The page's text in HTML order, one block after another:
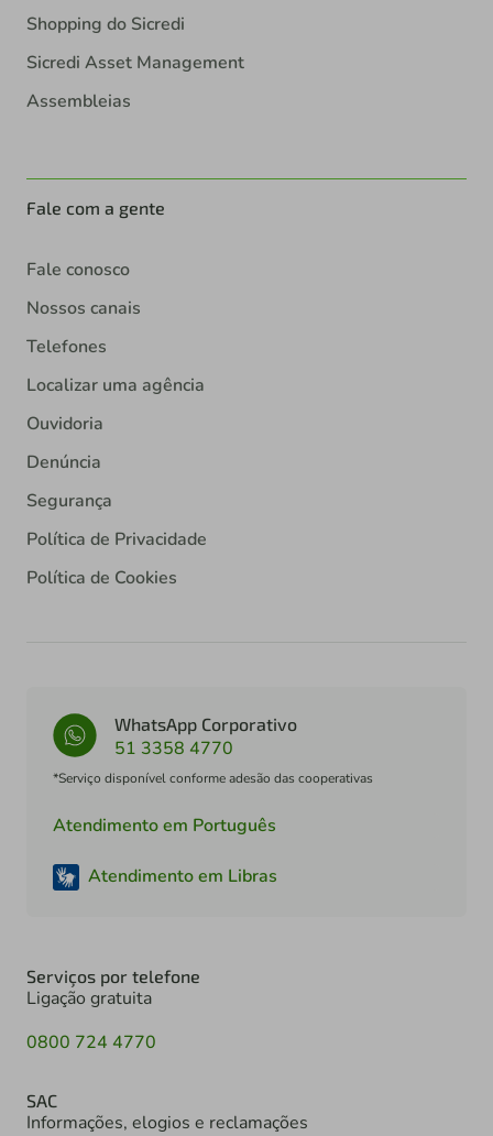
Shopping do Sicredi
Sicredi Asset Management
Assembleias
Fale com a gente
Fale conosco
Nossos canais
Telefones
Localizar uma agência
Ouvidoria
Denúncia
Segurança
Política de Privacidade
Política de Cookies
WhatsApp Corporativo
51 3358 4770
*Serviço disponível conforme adesão das cooperativas
Atendimento em Português
Atendimento em Libras
Serviços por telefone
Ligação gratuita
0800 724 4770
SAC
Informações, elogios e reclamações